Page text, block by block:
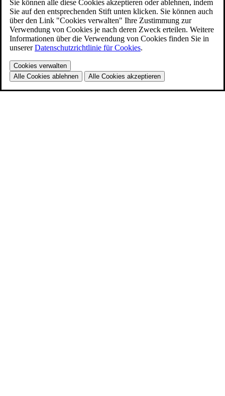
Sie können alle diese Cookies akzeptieren oder ablehnen, indem
Sie auf den entsprechenden Stift unten klicken. Sie können auch
über den Link "Cookies verwalten" Ihre Zustimmung zur
Verwendung von Cookies je nach deren Zweck erteilen. Weitere
Informationen über die Verwendung von Cookies finden Sie in
unsererDatenschutzrichtlinie für Cookies.
Cookies verwalten
Alle Cookies ablehnen
Alle Cookies akzeptieren